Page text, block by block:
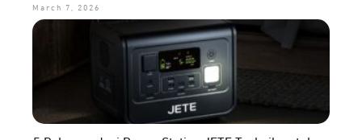
March 7, 2026